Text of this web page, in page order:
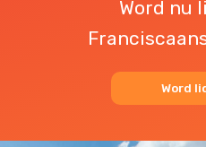
Word nu
Word